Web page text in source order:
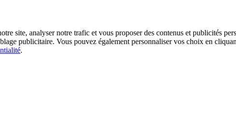
et vous proposer des contenus et publicités personnalisés. En cliquant sur "Tout accepter",
tous les cookies non essentiels. Pour
.